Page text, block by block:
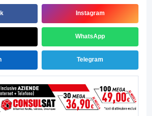
Instagram
WhatsApp
Telegram